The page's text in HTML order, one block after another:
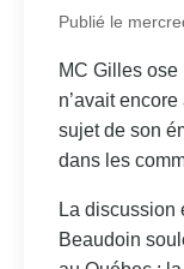
Publié le
MC Gilles
n’avait
sujet de son
dans les
La discussion
Beaudoin